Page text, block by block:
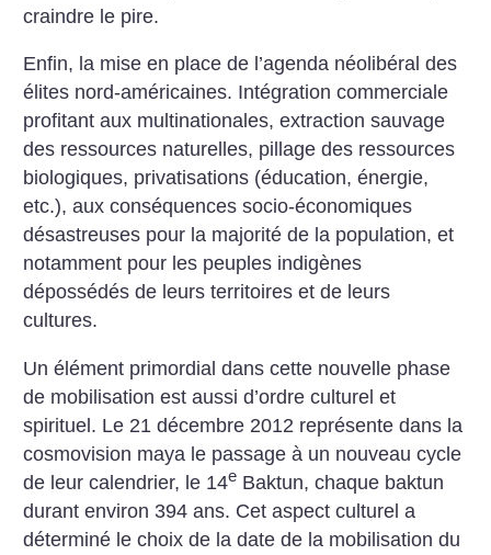
craindre le pire.
Enfin, la mise en place de l’agenda néolibéral des
élites nord-américaines. Intégration commerciale
profitant aux multinationales, extraction sauvage
des ressources naturelles, pillage des ressources
biologiques, privatisations (éducation, énergie,
etc.), aux conséquences socio-économiques
désastreuses pour la majorité de la population, et
notamment pour les peuples indigènes
dépossédés de leurs territoires et de leurs
cultures.
Un élément primordial dans cette nouvelle phase
de mobilisation est aussi d’ordre culturel et
spirituel. Le 21 décembre 2012 représente dans la
cosmovision maya le passage à un nouveau cycle
de leur calendrier, le 14e Baktun, chaque baktun
durant environ 394 ans. Cet aspect culturel a
déterminé le choix de la date de la mobilisation du